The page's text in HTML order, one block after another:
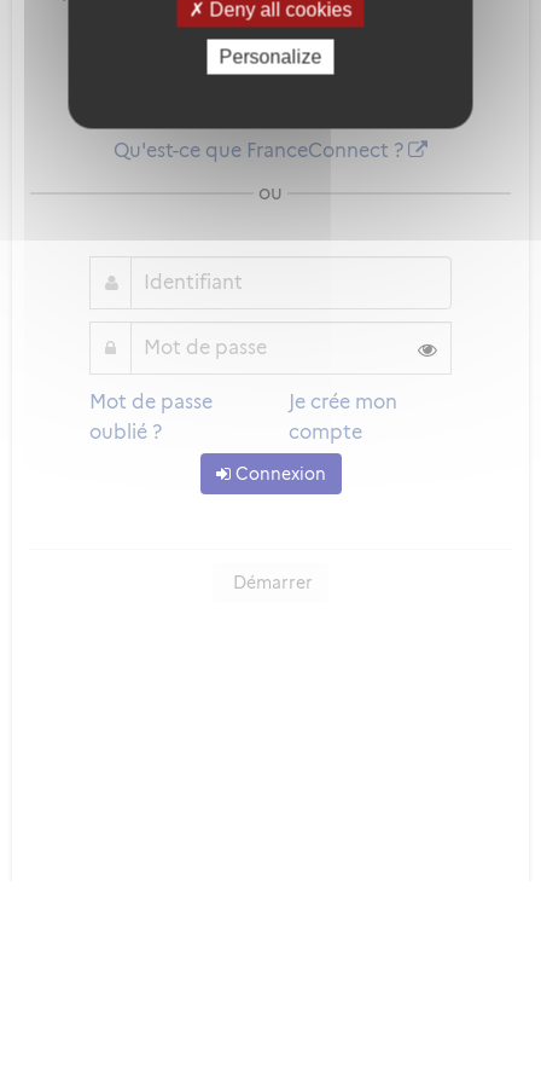
Deny all cookies
Personalize
services en ligne.
Qu'est-ce que FranceConnect ?
ou
Mot de passe
oublié ?
Je crée mon
compte
Connexion
Démarrer